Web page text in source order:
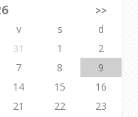
>>
v s
d
31 1
2
7 8
9
14 15
16
21 22
23